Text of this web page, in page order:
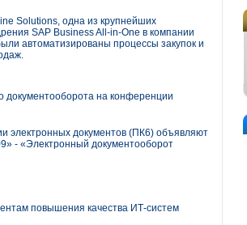
Solutions, одна из крупнейших
SAP Business All-in-One в компании
автоматизированы процессы закупок и
документооборота на конференции
электронных документов (ПК6) объявляют
- «Электронный документооборот
повышения качества ИТ-систем